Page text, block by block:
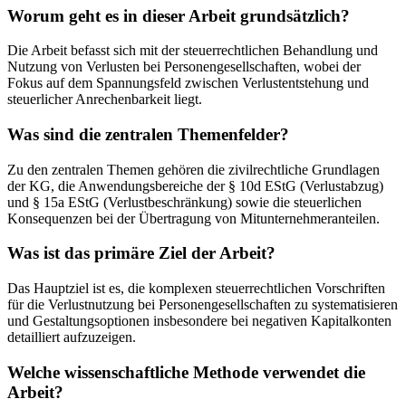
Worum geht es in dieser Arbeit grundsätzlich?
Die Arbeit befasst sich mit der steuerrechtlichen Behandlung und
Nutzung von Verlusten bei Personengesellschaften, wobei der
Fokus auf dem Spannungsfeld zwischen Verlustentstehung und
steuerlicher Anrechenbarkeit liegt.
Was sind die zentralen Themenfelder?
Zu den zentralen Themen gehören die zivilrechtliche Grundlagen
der KG, die Anwendungsbereiche der § 10d EStG (Verlustabzug)
und § 15a EStG (Verlustbeschränkung) sowie die steuerlichen
Konsequenzen bei der Übertragung von Mitunternehmeranteilen.
Was ist das primäre Ziel der Arbeit?
Das Hauptziel ist es, die komplexen steuerrechtlichen Vorschriften
für die Verlustnutzung bei Personengesellschaften zu systematisieren
und Gestaltungsoptionen insbesondere bei negativen Kapitalkonten
detailliert aufzuzeigen.
Welche wissenschaftliche Methode verwendet die
Arbeit?